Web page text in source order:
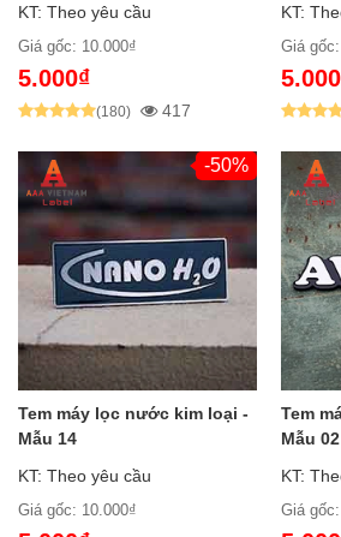
KT: Theo yêu cầu
Giá gốc: 10.000₫
5.000₫
(180) 417
KT:
Giá
-50%
Tem máy lọc nước kim loại -
Mẫu 14
KT: Theo yêu cầu
Giá gốc: 10.000₫
Tem
Mẫu 02
KT:
Giá